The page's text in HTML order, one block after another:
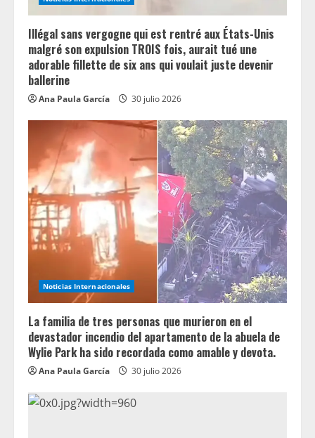
g
Illégal sans vergogne qui est rentré aux États-Unis
malgré son expulsion TROIS fois, aurait tué une
adorable fillette de six ans qui voulait juste devenir
ballerine
Ana Paula García 30 julio 2026
Noticias Internacionales
La familia de tres personas que murieron en el
devastador incendio del apartamento de la abuela de
Wylie Park ha sido recordada como amable y devota.
Ana Paula García 30 julio 2026